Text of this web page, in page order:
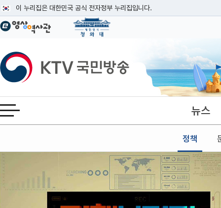
이 누리집은 대한민국 공식 전자정부 누리집입니다.
공식 누리집 주소 확인하기
이밖에 or.kr 또는 .kr등 다른 도메인 주소를 사용하고 있다면 아래 URL에서
운영중인 공식 누리집보기
KTV국민방송
전체메뉴 열기 뉴스
정책
본문